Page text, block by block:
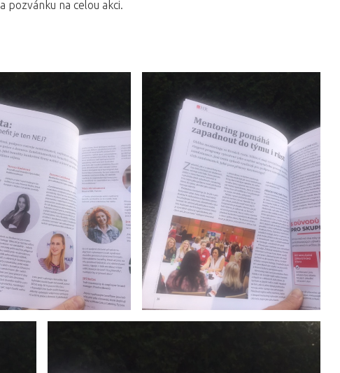
a pozvánku na celou akci.